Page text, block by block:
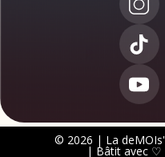
© 2026 | La
| Bâtit avec ♡